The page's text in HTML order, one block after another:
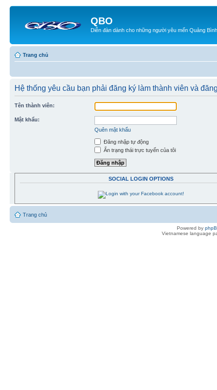
QBO
Diễn đàn dành cho những người yêu mến Quảng Bình
Trang chủ
Hệ thống yêu cầu bạn phải đăng ký làm thành viên và
Tên thành viên:
Mật khẩu:
Quên mật khẩu
Đăng nhập tự động
Ẩn trạng thái trực tuyến của tôi
SOCIAL LOGIN OPTIONS
Trang chủ
Powered by
Vietnamese language